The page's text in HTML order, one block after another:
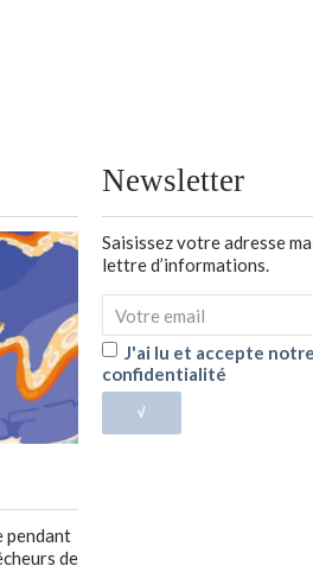
pendant
de
Newsletter
Saisissez votre adresse
lettre d’informations.
J'ai lu et accepte
confidentialité
√